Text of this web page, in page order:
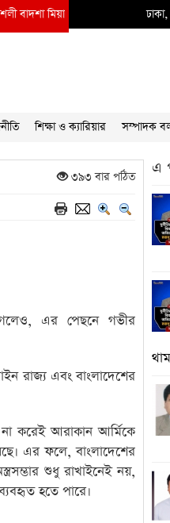
কূকৃতি থামাতে হবে
শিক্ষা ও ক্যারিয়ার সম্পাদক
৩৯৩ বার পঠিত
গেলেও, এর পেছনে গভীর
রাজ্য এবং বাংলাদেশের
করেই আরাকান আর্মিকে
এর ফলে, বাংলাদেশের
শুধু রাখাইনেই নয়,
হতে পারে।
এ